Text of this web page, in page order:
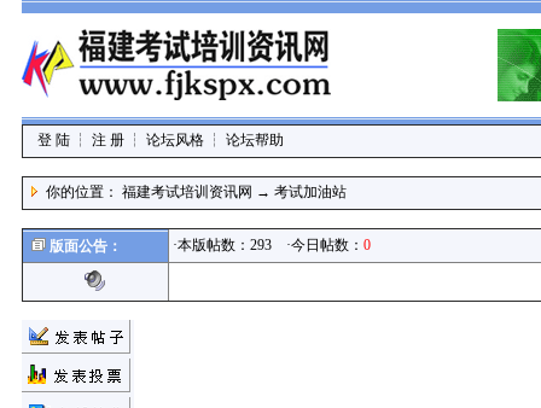
登 陆 ┆ 注 册 ┆ 论坛风格 ┆ 论坛帮助
你的位置： 福建考试培训资讯网 → 考试加油站
版面公告： ·本版帖数：293 ·今日帖数： 0